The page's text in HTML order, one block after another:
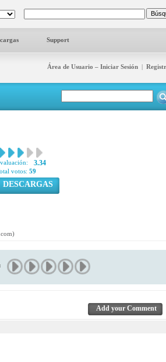
Support
Área de Usuario – Iniciar Sesión |
3.34
votos: 59
DESCARGAS
Add your Comment